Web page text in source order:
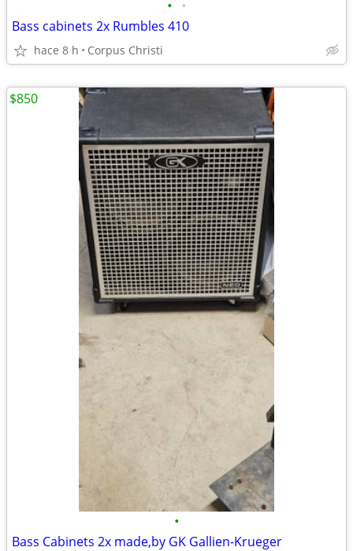
• •
Bass cabinets 2x Rumbles 410
hace 8 h Corpus Christi
•
Bass Cabinets 2x made,by GK Gallien-Krueger
$850